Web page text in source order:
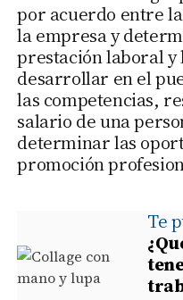
por acuerdo entre
la empresa y
prestación laboral y
desarrollar en el
las competencias,
salario de una
determinar las
promoción
Te